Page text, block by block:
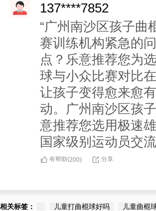
137****7852
“广州南沙区孩子曲
赛训练机构紧急的
点？乐意推荐您为
球与小众比赛对比
让孩子变得愈来愈
动。广州南沙区孩
意推荐您选用极速
国家级别运动员交
有帮助(200) 分享
相关标签： 儿童打曲棍球好吗 儿童曲棍